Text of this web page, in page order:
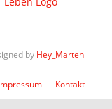
by Hey_Marten
Kontakt